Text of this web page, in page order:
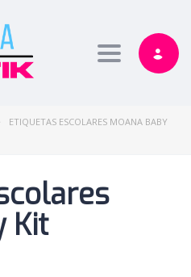
Toggle
ETIQUETAS ESCOLARES MOANA BABY
Kit